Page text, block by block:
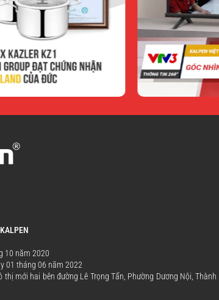
10 năm 2020
01 tháng 06 năm 2022
thị mới hai bên đường Lê Trọng Tấn, Phường Dương Nội, Thành